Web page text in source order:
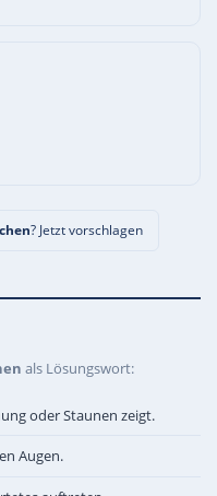
? Jetzt vorschlagen
als Lösungswort:
oder Staunen zeigt.
Augen.